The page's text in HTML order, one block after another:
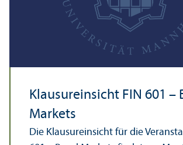
Klausureinsicht FIN 601 –
Markets
Die Klausureinsicht für die